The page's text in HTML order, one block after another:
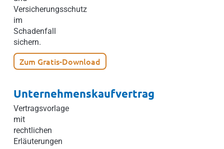
Versicherungsschutz
im
Schadenfall
sichern.
Zum Gratis-Download
Unternehmenskaufvertrag
Vertragsvorlage
mit
rechtlichen
Erläuterungen